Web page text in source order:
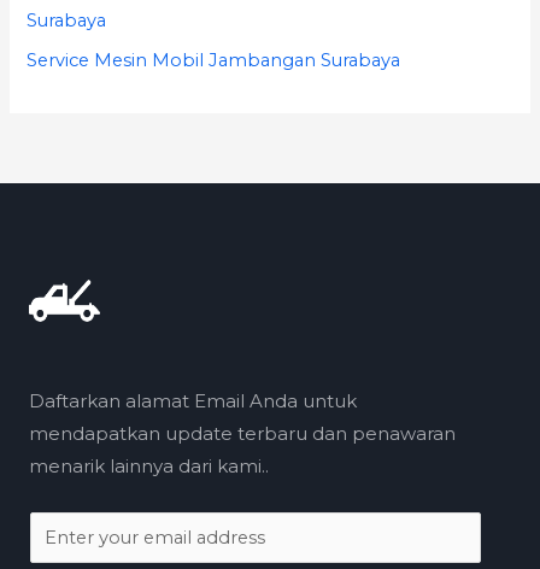
Surabaya
Service Mesin Mobil Jambangan Surabaya
Daftarkan alamat Email Anda untuk
mendapatkan update terbaru dan penawaran
menarik lainnya dari kami..
m